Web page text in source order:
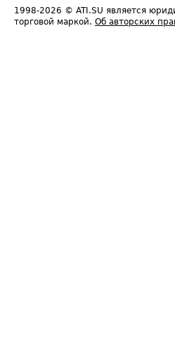
1998-2026 © ATI.SU является
торговой маркой. Об авторских